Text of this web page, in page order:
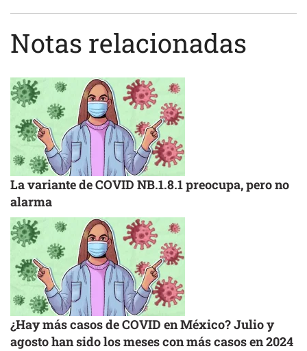
Notas relacionadas
La variante de COVID NB.1.8.1 preocupa, pero no
alarma
¿Hay más casos de COVID en México? Julio y
agosto han sido los meses con más casos en 2024